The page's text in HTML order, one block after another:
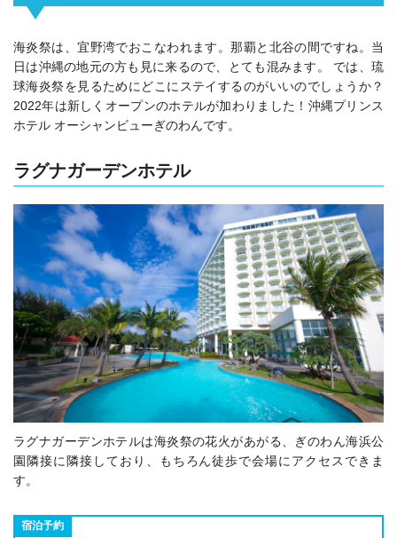
海炎祭は、宜野湾でおこなわれます。那覇と北谷の間ですね。当
日は沖縄の地元の方も見に来るので、とても混みます。 では、琉
球海炎祭を見るためにどこにステイするのがいいのでしょうか？
2022年は新しくオープンのホテルが加わりました！沖縄プリンス
ホテル オーシャンビューぎのわんです。
ラグナガーデンホテル
ラグナガーデンホテルは海炎祭の花火があがる、ぎのわん海浜公
園隣接に隣接しており、もちろん徒歩で会場にアクセスできま
す。
宿泊予約